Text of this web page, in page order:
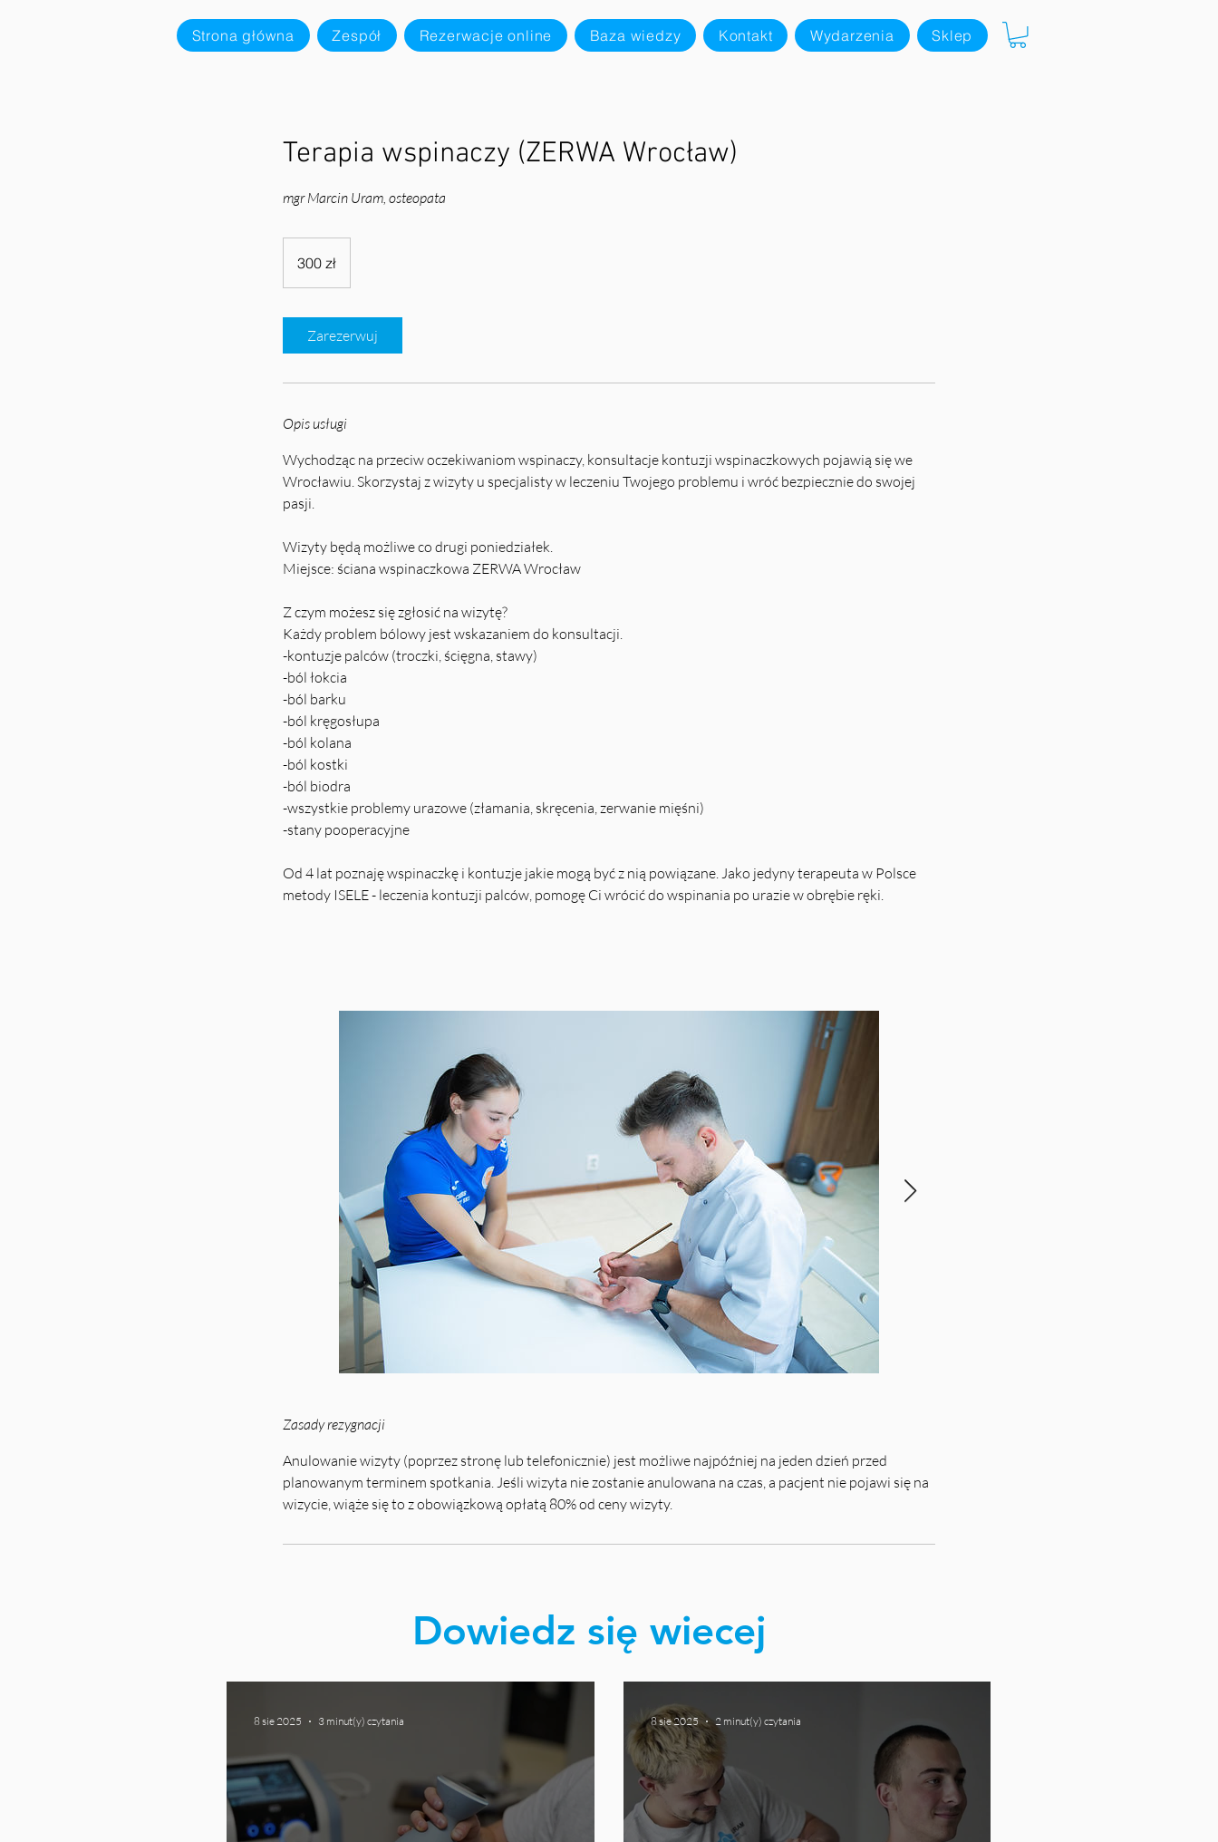
Strona główna Zespół Rezerwacje online Baza wiedzy Kontakt Wydarzenia Sklep
Terapia wspinaczy (ZERWA Wrocław)
mgr Marcin Uram, osteopata
polskich
300 zł
Zarezerwuj
Opis usługi
Wychodząc na przeciw oczekiwaniom wspinaczy, konsultacje kontuzji wspinaczkowych pojawią się we
Wrocławiu. Skorzystaj z wizyty u specjalisty w leczeniu Twojego problemu i wróć bezpiecznie do swojej
pasji.
Wizyty będą możliwe co drugi poniedziałek.
Miejsce: ściana wspinaczkowa ZERWA Wrocław
Z czym możesz się zgłosić na wizytę?
Każdy problem bólowy jest wskazaniem do konsultacji.
-kontuzje palców (troczki, ścięgna, stawy)
-ból łokcia
-ból barku
-ból kręgosłupa
-ból kolana
-ból kostki
-ból biodra
-wszystkie problemy urazowe (złamania, skręcenia, zerwanie mięśni)
-stany pooperacyjne
Od 4 lat poznaję wspinaczkę i kontuzje jakie mogą być z nią powiązane. Jako jedyny terapeuta w Polsce
metody ISELE - leczenia kontuzji palców, pomogę Ci wrócić do wspinania po urazie w obrębie ręki.
Zasady rezygnacji
Anulowanie wizyty (poprzez stronę lub telefonicznie) jest możliwe najpóźniej na jeden dzień przed
planowanym terminem spotkania. Jeśli wizyta nie zostanie anulowana na czas, a pacjent nie pojawi się na
Dowiedz się wiecej
8 sie 2025 3 minut(y) czytania 8 sie 2025 2 minut(y) czytania